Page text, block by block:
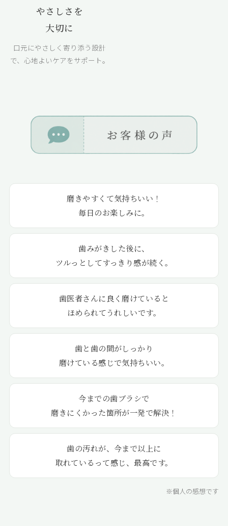
やさしさを
大切に
口元にやさしく寄り添う設計
で、心地よいケアをサポート。
磨きやすくて気持ちいい！
毎日のお楽しみに。
歯みがきした後に、
ツルっとしてすっきり感が続く。
歯医者さんに良く磨けていると
ほめられてうれしいです。
歯と歯の間がしっかり
磨けている感じで気持ちいい。
今までの歯ブラシで
磨きにくかった箇所が一発で解決！
歯の汚れが、今まで以上に
取れているって感じ、最高です。
※個人の感想です